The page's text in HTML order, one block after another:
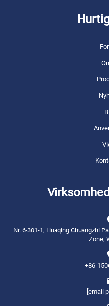
Nr. 6-301-1, Huaqing Chuangzhi
Zone,
+86-
[email